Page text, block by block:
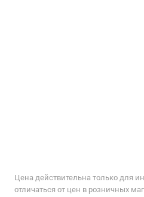
Цена действительна только для
отличаться от цен в розничных